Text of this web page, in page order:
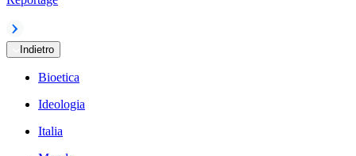
Indietro
Bioetica
Ideologia
Italia